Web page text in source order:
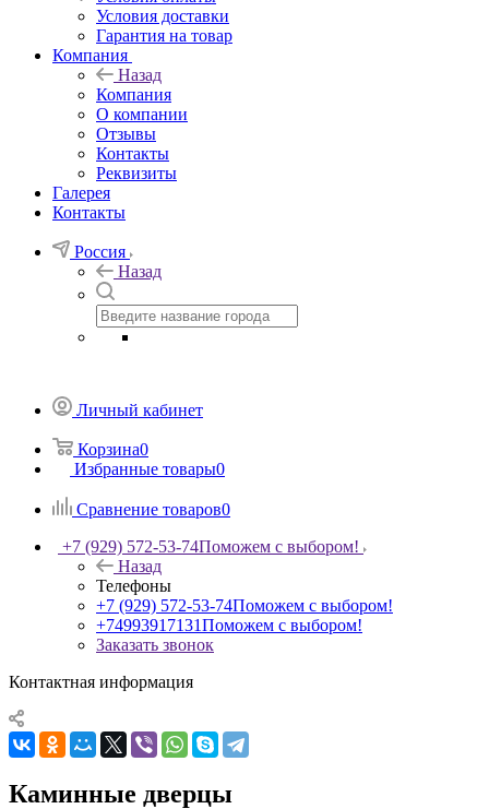
Условия доставки
Гарантия на товар
Компания
Назад
Компания
О компании
Отзывы
Контакты
Реквизиты
Галерея
Контакты
Россия
Назад
Личный кабинет
Корзина0
Избранные товары0
Сравнение товаров0
+7 (929) 572-53-74Поможем с выбором!
Назад
Телефоны
+7 (929) 572-53-74Поможем с выбором!
+74993917131Поможем с выбором!
Заказать звонок
Контактная информация
Каминные дверцы